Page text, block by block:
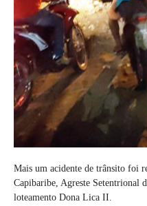
Mais um acidente de trânsito foi
Capibaribe, Agreste Setentrional
loteamento Dona Lica II.